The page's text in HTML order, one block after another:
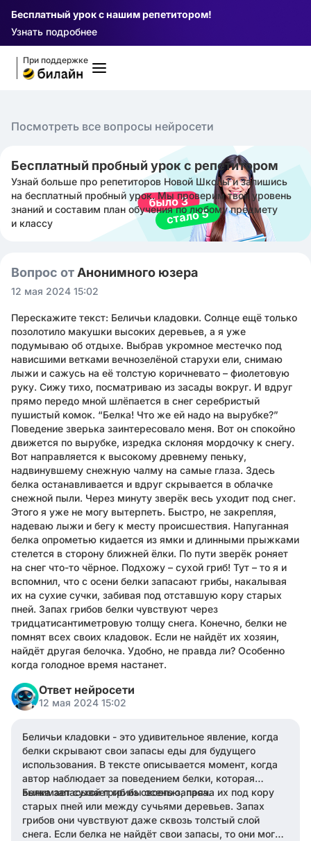
Бесплатный урок с нашим репетитором!
Узнать подробнее
При поддержке
Посмотреть все вопросы нейросети
Бесплатный пробный урок с репетитором
Узнай больше про репетиторов Новой Школы и запишись
на бесплатный пробный урок. Мы проверим твой уровень
знаний и составим план обучения по любому предмету
и классу
Вопрос от Анонимного юзера
12 мая 2024 15:02
Перескажите текст: Беличьи кладовки. Солнце ещё только
позолотило макушки высоких деревьев, а я уже
подумываю об отдыхе. Выбрав укромное местечко под
нависшими ветками вечнозелёной старухи ели, снимаю
лыжи и сажусь на её толстую коричневато – фиолетовую
руку. Сижу тихо, посматриваю из засады вокруг. И вдруг
прямо передо мной шлёпается в снег серебристый
пушистый комок. “Белка! Что же ей надо на вырубке?”
Поведение зверька заинтересовало меня. Вот он спокойно
движется по вырубке, изредка склоняя мордочку к снегу.
Вот направляется к высокому древнему пеньку,
надвинувшему снежную чалму на самые глаза. Здесь
белка останавливается и вдруг скрывается в облачке
снежной пыли. Через минуту зверёк весь уходит под снег.
Этого я уже не могу вытерпеть. Быстро, не закрепляя,
надеваю лыжи и бегу к месту происшествия. Напуганная
белка опрометью кидается из ямки и длинными прыжками
стелется в сторону ближней ёлки. По пути зверёк роняет
на снег что-то чёрное. Подхожу – сухой гриб! Тут – то я и
вспомнил, что с осени белки запасают грибы, накалывая
их на сухие сучки, забивая под отставшую кору старых
пней. Запах грибов белки чувствуют через
тридцатисантиметровую толщу снега. Конечно, белки не
помнят всех своих кладовок. Если не найдёт их хозяин,
найдёт другая белочка. Удобно, не правда ли? Особенно
когда голодное время настанет.
Ответ нейросети
12 мая 2024 15:02
Беличьи кладовки - это удивительное явление, когда
белки скрывают свои запасы еды для будущего
использования. В тексте описывается момент, когда
автор наблюдает за поведением белки, которая
вынимает сухой гриб из своего запаса.
Белка запасывает грибы осенью, пряча их под кору
старых пней или между сучьями деревьев. Запах
грибов они чувствуют даже сквозь толстый слой
снега. Если белка не найдёт свои запасы, то они могут